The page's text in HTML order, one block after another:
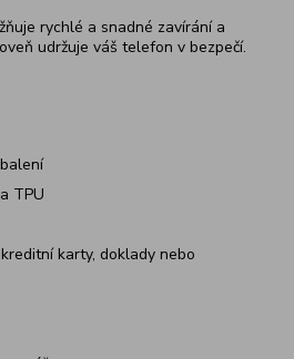
rychlé a snadné zavírání a
udržuje váš telefon v bezpečí.
TPU
karty, doklady nebo